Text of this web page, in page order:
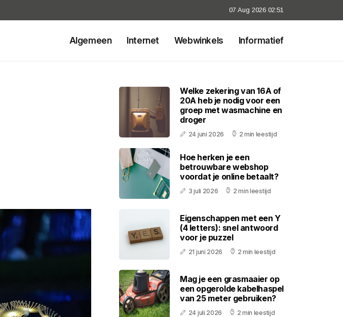
07 Aug 2026 02:51
Algemeen Internet Webwinkels Informatief
Welke zekering van 16A of
20A heb je nodig voor een
groep met wasmachine en
droger
24 juni 2026 2 min leestijd
Hoe herken je een
betrouwbare webshop
voordat je online betaalt?
3 juli 2026 2 min leestijd
Eigenschappen met een Y
(4 letters): snel antwoord
voor je puzzel
21 juni 2026 2 min leestijd
Mag je een grasmaaier op
een opgerolde kabelhaspel
van 25 meter gebruiken?
24 juli 2026 2 min leestijd